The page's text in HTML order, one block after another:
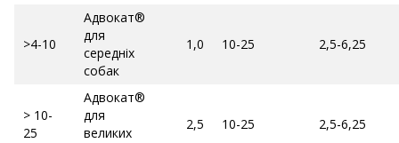
>4-10
Адвокат®
для
середніх
собак
1,0 10-25 2,5-6,25
> 10-
25
Адвокат®
для
великих
2,5 10-25 2,5-6,25